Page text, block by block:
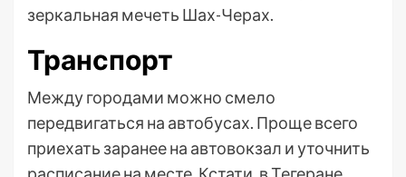
зеркальная мечеть Шах-Черах.
Транспорт
Между городами можно смело
передвигаться на автобусах. Проще всего
приехать заранее на автовокзал и уточнить
расписание на месте. Кстати, в Тегеране